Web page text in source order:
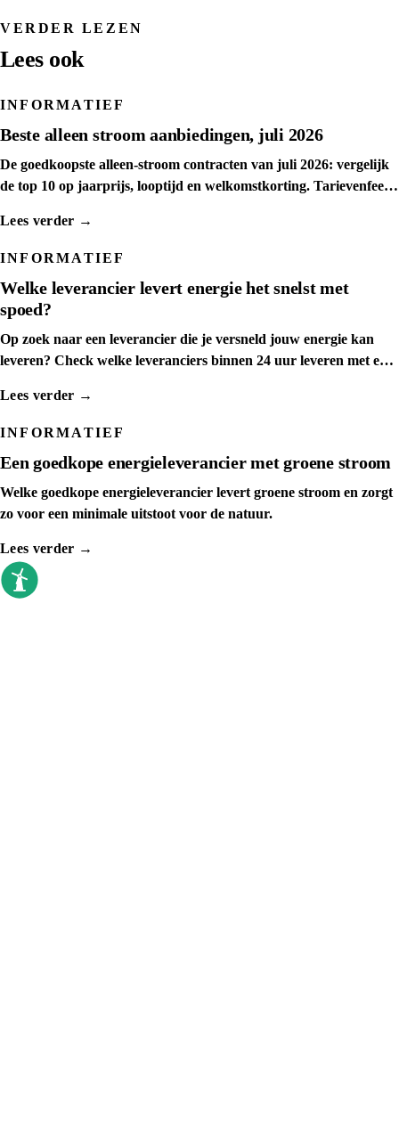
VERDER LEZEN
Lees ook
INFORMATIEF
Beste alleen stroom aanbiedingen, juli 2026
De goedkoopste alleen-stroom contracten van juli 2026: vergelijk
de top 10 op jaarprijs, looptijd en welkomstkorting. Tarievenfeed
Lees verder →
INFORMATIEF
Welke leverancier levert energie het snelst met
spoed?
Op zoek naar een leverancier die je versneld jouw energie kan
leveren? Check welke leveranciers binnen 24 uur leveren met een
Lees verder →
INFORMATIEF
Een goedkope energieleverancier met groene stroom
Welke goedkope energieleverancier levert groene stroom en zorgt
zo voor een minimale uitstoot voor de natuur.
Lees verder →